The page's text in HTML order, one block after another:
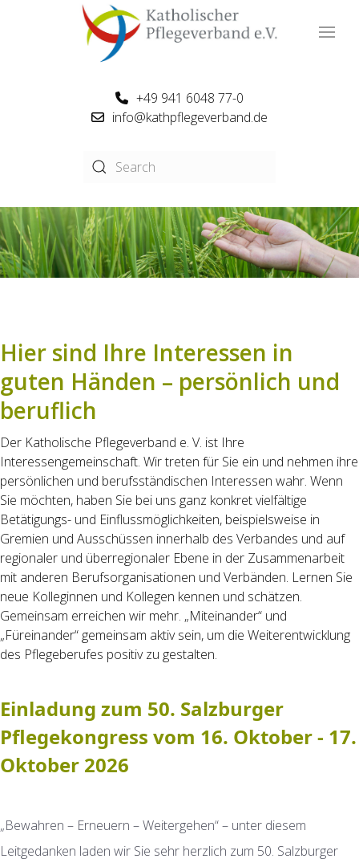
+49 941 6048 77-0
info@kathpflegeverband.de
Hier sind Ihre Interessen in
guten Händen – persönlich und
beruflich
Der Katholische Pflegeverband e. V. ist Ihre
Interessengemeinschaft. Wir treten für Sie ein und nehmen ihre
persönlichen und berufs­ständischen Interessen wahr. Wenn
Sie möchten, haben Sie bei uns ganz konkret vielfältige
Betätigungs- und Einflussmöglich­keiten, beispielsweise in
Gremien und Ausschüssen innerhalb des Verbandes und auf
regionaler und überregionaler Ebene in der Zusammenarbeit
mit anderen Berufs­organisationen und Verbänden. Lernen Sie
neue Kolleginnen und Kollegen kennen und schätzen.
Gemeinsam erreichen wir mehr. „Miteinander“ und
„Füreinander“ gemeinsam aktiv sein, um die Weiterentwicklung
des Pflegeberufes positiv zu gestalten.
Einladung zum 50. Salzburger
Pflegekongress vom 16. Oktober - 17.
Oktober 2026
„Bewahren – Erneuern – Weitergehen“ – unter diesem
Leitgedanken laden wir Sie sehr herzlich zum 50. Salzburger